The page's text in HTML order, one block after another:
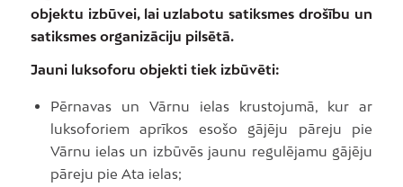
objektu izbūvei, lai uzlabotu satiksmes drošību un
satiksmes organizāciju pilsētā.
Jauni luksoforu objekti tiek izbūvēti:
Pērnavas un Vārnu ielas krustojumā, kur ar
luksoforiem aprīkos esošo gājēju pāreju pie
Vārnu ielas un izbūvēs jaunu regulējamu gājēju
pāreju pie Ata ielas;